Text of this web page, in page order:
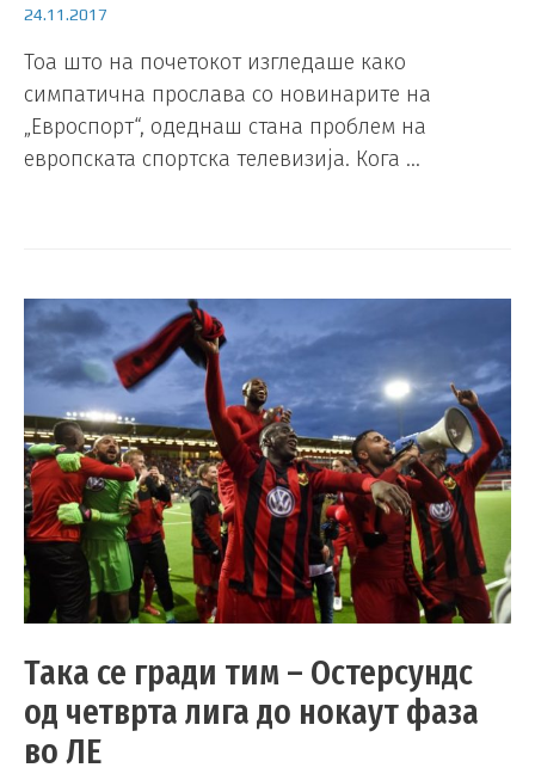
24.11.2017
Тоа што на почетокот изгледаше како
симпатична прослава со новинарите на
„Евроспорт“, одеднаш стана проблем на
европската спортска телевизија. Кога …
Така се гради тим – Остерсундс
од четврта лига до нокаут фаза
во ЛЕ